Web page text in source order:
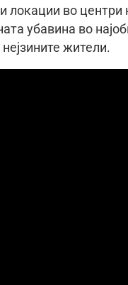
локации во центри
убавина во
жители.